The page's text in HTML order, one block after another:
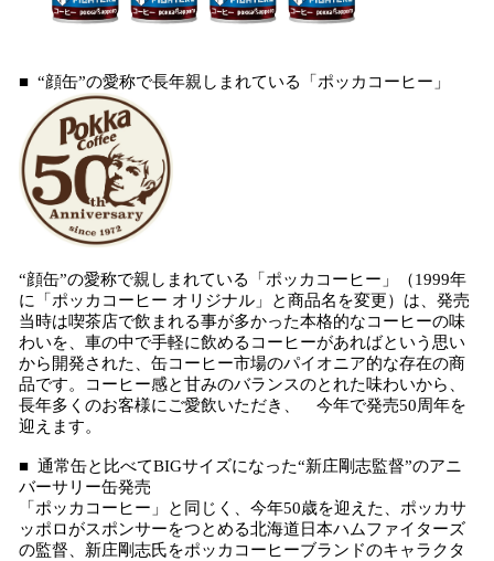
■ “顔缶”の愛称で長年親しまれている「ポッカコーヒー」
“顔缶”の愛称で親しまれている「ポッカコーヒー」（1999年
に「ポッカコーヒー オリジナル」と商品名を変更）は、発売
当時は喫茶店で飲まれる事が多かった本格的なコーヒーの味
わいを、車の中で手軽に飲めるコーヒーがあればという思い
から開発された、缶コーヒー市場のパイオニア的な存在の商
品です。コーヒー感と甘みのバランスのとれた味わいから、
長年多くのお客様にご愛飲いただき、 今年で発売50周年を
迎えます。
■ 通常缶と比べてBIGサイズになった“新庄剛志監督”のアニ
バーサリー缶発売
「ポッカコーヒー」と同じく、今年50歳を迎えた、ポッカサ
ッポロがスポンサーをつとめる北海道日本ハムファイターズ
の監督、新庄剛志氏をポッカコーヒーブランドのキャラクタ